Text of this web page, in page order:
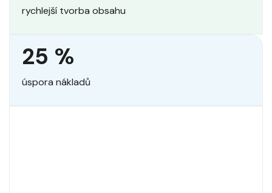
rychlejší tvorba obsahu
25 %
úspora nákladů